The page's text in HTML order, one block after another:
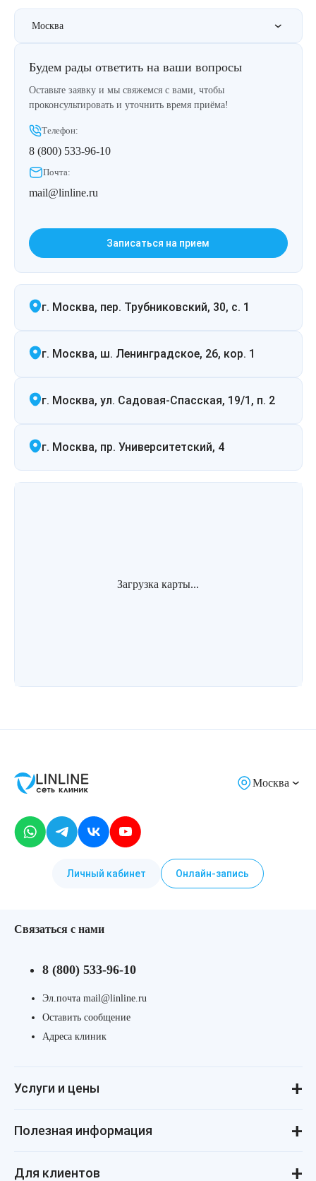
Москва
Будем рады ответить на ваши вопросы
Оставьте заявку и мы свяжемся с вами, чтобы
проконсультировать и уточнить время приёма!
Телефон:
8 (800) 533-96-10
Почта:
mail@linline.ru
Записаться на прием
г. Москва, пер. Трубниковский, 30, с. 1
г. Москва, ш. Ленинградское, 26, кор. 1
г. Москва, ул. Садовая-Спасская, 19/1, п. 2
г. Москва, пр. Университетский, 4
Загрузка карты...
Москва
Личный кабинет Онлайн-запись
Связаться с нами
8 (800) 533-96-10
Эл.почта mail@linline.ru
Оставить сообщение
Адреса клиник
Услуги и цены
Консультации
Уход за лицом и телом
Лечение алопеции
ДНК-тестирование
Процедуры для детей
Маникюр и педикюр
Полезная информация
Реальные истории
Для клиентов
Омоложение QOOLGLOW
QOOL- омоложение
Карбоновый пилинг
Лазерное лечение ринофимы
Лазерное лечение розацеа
Лазерная подтяжка кожи живота
Лазерное омоложение груди
Купить сертификат
Купить абонемент